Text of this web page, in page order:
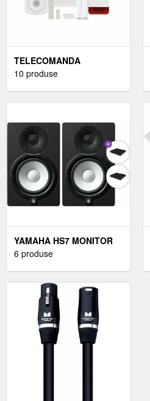
TELECOMANDA
WIRELESS AX PRO
10 produse
YAMAHA HS7 MONITOR
DE STUDIO ACTIVE CU 2
6 produse